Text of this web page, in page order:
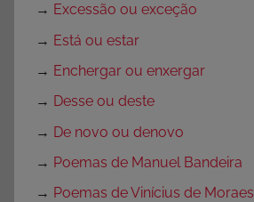
→ Excessão ou exceção
→ Está ou estar
→ Enchergar ou enxergar
→ Desse ou deste
→ De novo ou denovo
→ Poemas de Manuel Bandeira
→ Poemas de Vinícius de Moraes